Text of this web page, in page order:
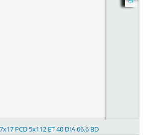
PCD 5x112 ET 40 DIA 66.6 BD